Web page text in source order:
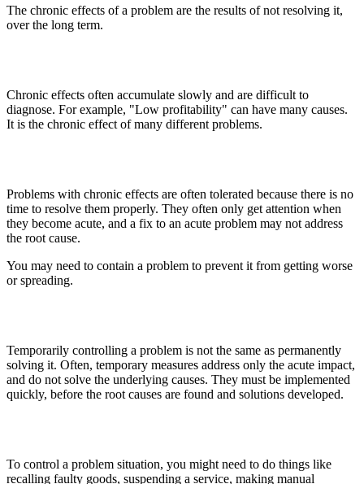
The chronic effects of a problem are the results of not resolving it,
over the long term.
Chronic effects often accumulate slowly and are difficult to
diagnose. For example, "Low profitability" can have many causes.
It is the chronic effect of many different problems.
Problems with chronic effects are often tolerated because there is no
time to resolve them properly. They often only get attention when
they become acute, and a fix to an acute problem may not address
the root cause.
You may need to contain a problem to prevent it from getting worse
or spreading.
Temporarily controlling a problem is not the same as permanently
solving it. Often, temporary measures address only the acute impact,
and do not solve the underlying causes. They must be implemented
quickly, before the root causes are found and solutions developed.
To control a problem situation, you might need to do things like
recalling faulty goods, suspending a service, making manual